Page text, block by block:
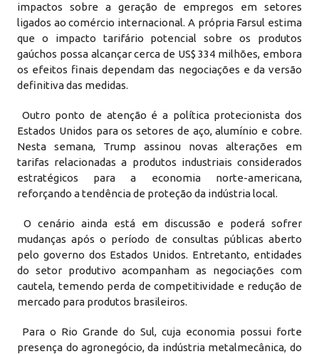
impactos sobre a geração de empregos em setores
ligados ao comércio internacional. A própria Farsul estima
que o impacto tarifário potencial sobre os produtos
gaúchos possa alcançar cerca de US$ 334 milhões, embora
os efeitos finais dependam das negociações e da versão
definitiva das medidas.
Outro ponto de atenção é a política protecionista dos
Estados Unidos para os setores de aço, alumínio e cobre.
Nesta semana, Trump assinou novas alterações em
tarifas relacionadas a produtos industriais considerados
estratégicos para a economia norte-americana,
reforçando a tendência de proteção da indústria local.
O cenário ainda está em discussão e poderá sofrer
mudanças após o período de consultas públicas aberto
pelo governo dos Estados Unidos. Entretanto, entidades
do setor produtivo acompanham as negociações com
cautela, temendo perda de competitividade e redução de
mercado para produtos brasileiros.
Para o Rio Grande do Sul, cuja economia possui forte
presença do agronegócio, da indústria metalmecânica, do